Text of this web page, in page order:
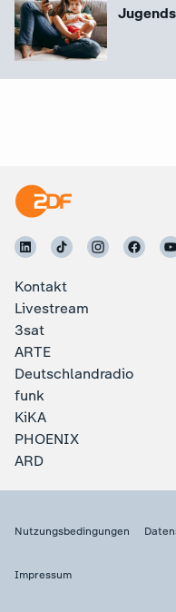
Kontakt
Livestream
3sat
ARTE
Deutschlandradio
funk
KiKA
PHOENIX
ARD
Nutzungsbedingungen
Impressum